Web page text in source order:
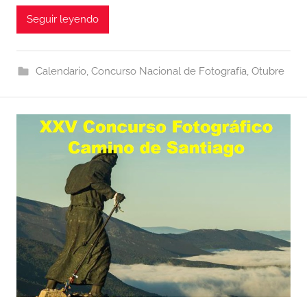
Seguir leyendo
Calendario, Concurso Nacional de Fotografía, Otubre